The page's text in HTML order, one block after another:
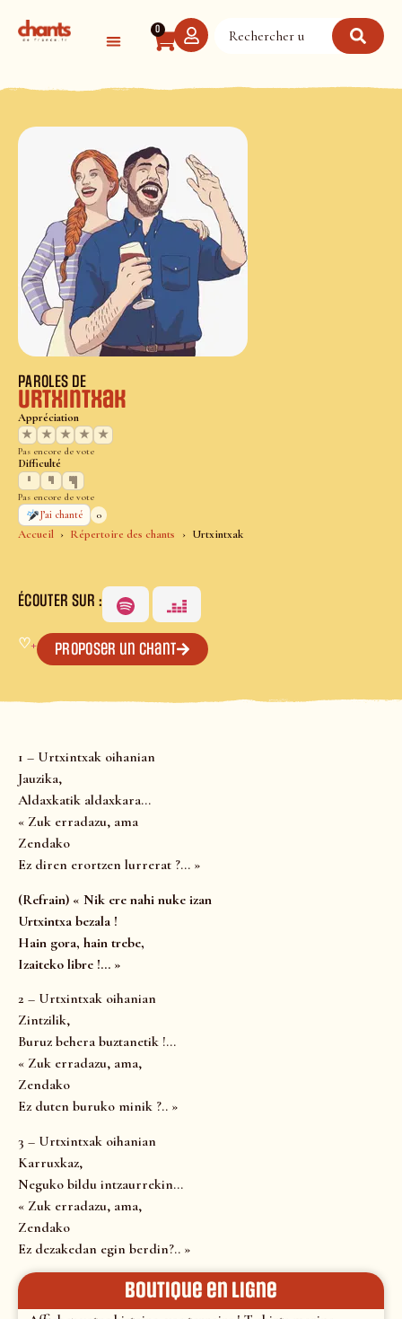
0
Accueil Répertoire des chants Urtxintxak
PAROLES DE
Urtxintxak
Appréciation
★
★ ★ ★ ★
Pas encore de vote
Difficulté
Pas encore de vote
J’ai chanté
0
ÉCOUTER SUR :
♡+ Proposer un chant
1 – Urtxintxak oihanian
Jauzika,
Aldaxkatik aldaxkara…
« Zuk erradazu, ama
Zendako
Ez diren erortzen lurrerat ?… »
(Refrain) « Nik ere nahi nuke izan
Urtxintxa bezala !
Hain gora, hain trebe,
Izaiteko libre !… »
2 – Urtxintxak oihanian
Zintzilik,
Buruz behera buztanetik !…
« Zuk erradazu, ama,
Zendako
Ez duten buruko minik ?.. »
3 – Urtxintxak oihanian
Karruxkaz,
Neguko bildu intzaurrekin…
« Zuk erradazu, ama,
Zendako
Ez dezakedan egin berdin?.. »
Boutique en ligne